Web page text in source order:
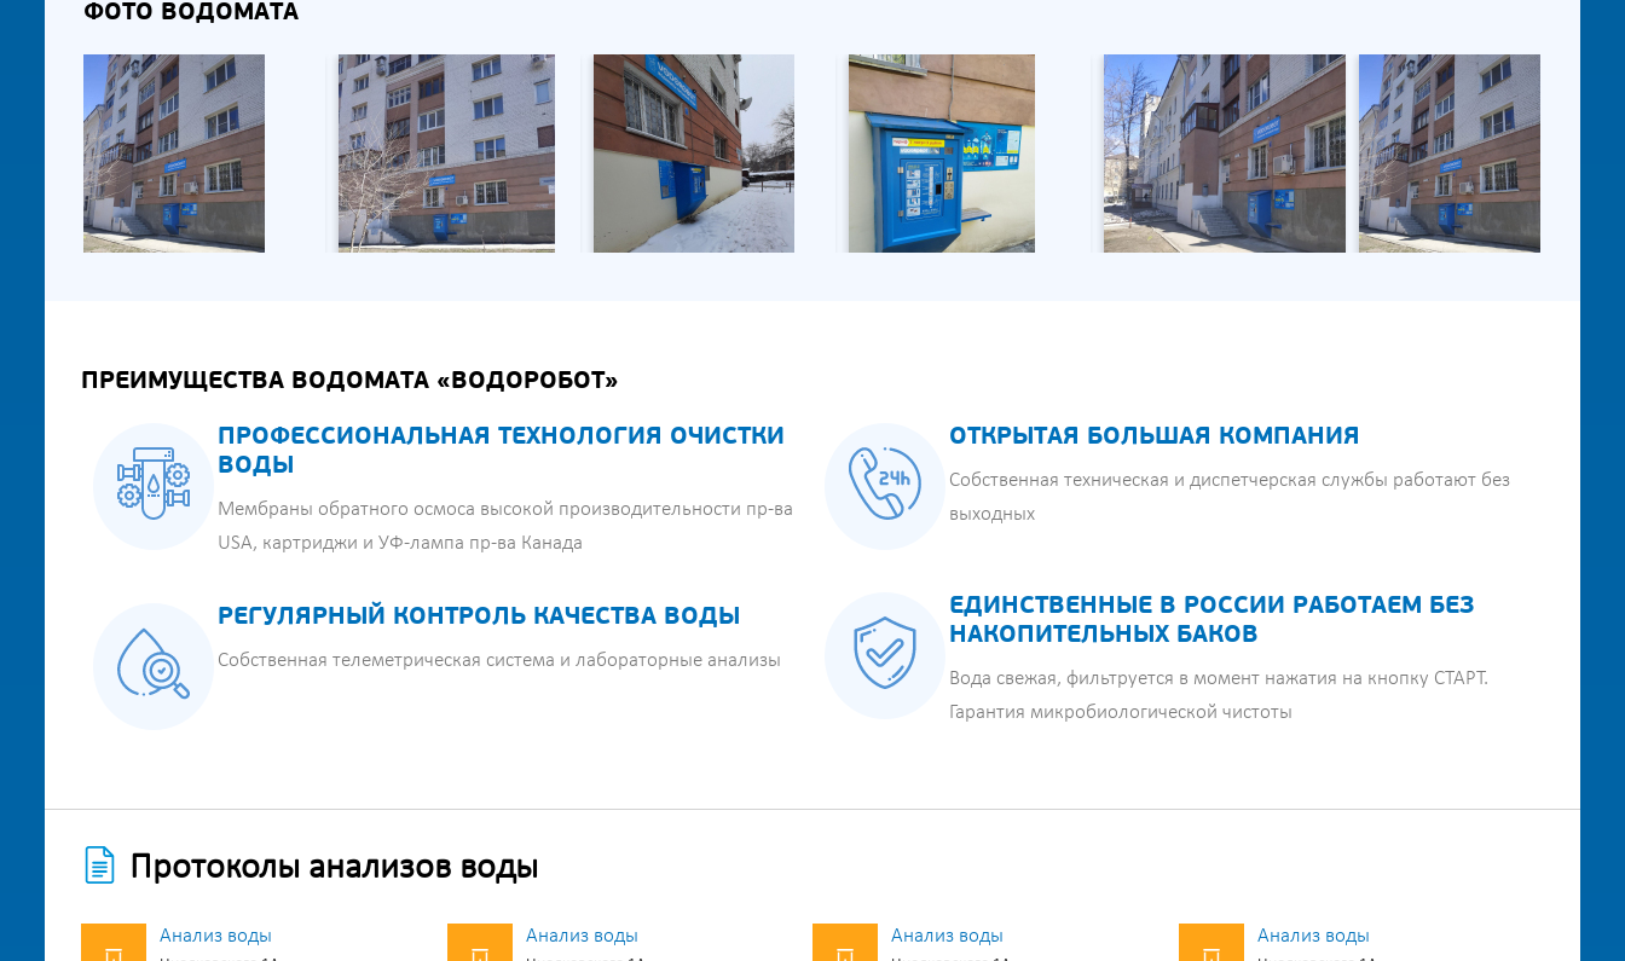
ФОТО ВОДОМАТА
ПРЕИМУЩЕСТВА ВОДОМАТА «ВОДОРОБОТ»
ПРОФЕССИОНАЛЬНАЯ ТЕХНОЛОГИЯ ОЧИСТКИ
ВОДЫ
Мембраны обратного осмоса высокой производительности пр-ва
USA, картриджи и УФ-лампа пр-ва Канада
РЕГУЛЯРНЫЙ КОНТРОЛЬ КАЧЕСТВА ВОДЫ
Собственная телеметрическая система и лабораторные анализы
ОТКРЫТАЯ БОЛЬШАЯ КОМПАНИЯ
Собственная техническая и диспетчерская службы работают без
выходных
ЕДИНСТВЕННЫЕ В РОССИИ РАБОТАЕМ БЕЗ
НАКОПИТЕЛЬНЫХ БАКОВ
Вода свежая, фильтруется в момент нажатия на кнопку СТАРТ.
Гарантия микробиологической чистоты
Протоколы анализов воды
Анализ воды Анализ воды Анализ воды Анализ воды